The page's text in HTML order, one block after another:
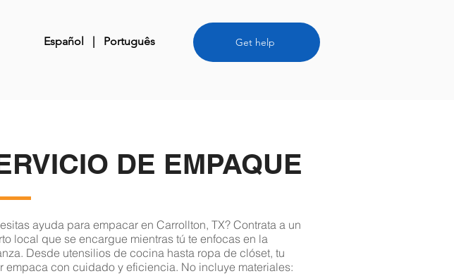
Español | Português Get help
DE EMPAQUE
ayuda para empacar en Carrollton, TX? Contrata a un
local que se encargue mientras tú te enfocas en la
Desde utensilios de cocina hasta ropa de clóset, tu
empaca con cuidado y eficiencia. No incluye materiales: